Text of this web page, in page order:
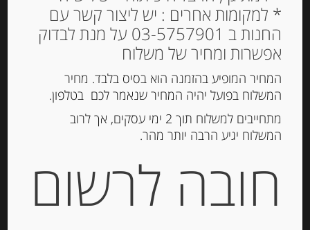
₪173.00
המלאי אזל
מק"ט:8006911001329
קטגוריה:שמן וחומץ
תיאור
* למקומות אחרים : יש ליצור קשר עם
החנות ב 03-5757901 על מנת לבדוק
אפשרות ומחיר של משלוח
המחיר המופיע בהזמנה הוא בסיס בלבד. מחיר
המשלוח בפועל יהיה המחיר שנאמר לכם בטלפון.
מתחייבים למשלוח תוך 2 ימי עסקים, אך לרוב
המשלוח יגיע הרבה יותר מהר.
חובה לרשום